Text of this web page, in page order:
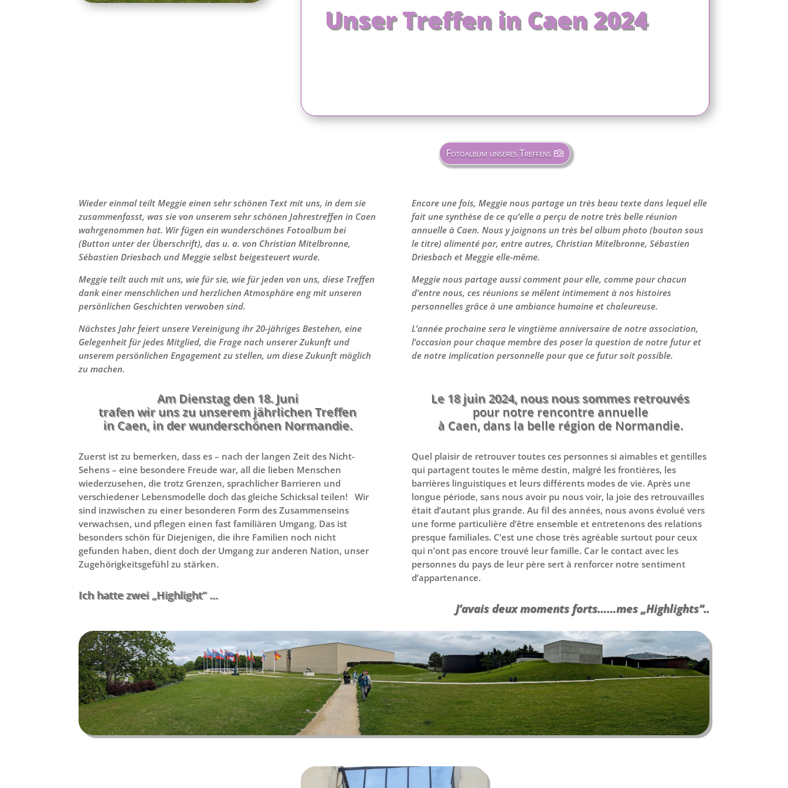
Unser Treffen in Caen 2024
Fotoalbum unseres Treffens
Wieder einmal teilt Meggie einen sehr schönen Text mit uns, in dem sie
zusammenfasst, was sie von unserem sehr schönen Jahrestreffen in Caen
wahrgenommen hat. Wir fügen ein wunderschönes Fotoalbum bei
(Button unter der Überschrift), das u. a. von Christian Mitelbronne,
Sébastien Driesbach und Meggie selbst beigesteuert wurde.
Meggie teilt auch mit uns, wie für sie, wie für jeden von uns, diese Treffen
dank einer menschlichen und herzlichen Atmosphäre eng mit unseren
persönlichen Geschichten verwoben sind.
Nächstes Jahr feiert unsere Vereinigung ihr 20-jähriges Bestehen, eine
Gelegenheit für jedes Mitglied, die Frage nach unserer Zukunft und
unserem persönlichen Engagement zu stellen, um diese Zukunft möglich
zu machen.
Encore une fois, Meggie nous partage un très beau texte dans lequel elle
fait une synthèse de ce qu’elle a perçu de notre très belle réunion
annuelle à Caen. Nous y joignons un très bel album photo (bouton sous
le titre) alimenté par, entre autres, Christian Mitelbronne, Sébastien
Driesbach et Meggie elle-même.
Meggie nous partage aussi comment pour elle, comme pour chacun
d’entre nous, ces réunions se mêlent intimement à nos histoires
personnelles grâce à une ambiance humaine et chaleureuse.
L’année prochaine sera le vingtième anniversaire de notre association,
l’occasion pour chaque membre des poser la question de notre futur et
de notre implication personnelle pour que ce futur soit possible.
Am Dienstag den 18. Juni
trafen wir uns zu unserem jährlichen Treffen
in Caen, in der wunderschönen Normandie.
Zuerst ist zu bemerken, dass es – nach der langen Zeit des Nicht-
Sehens – eine besondere Freude war, all die lieben Menschen
wiederzusehen, die trotz Grenzen, sprachlicher Barrieren und
verschiedener Lebensmodelle doch das gleiche Schicksal teilen! Wir
sind inzwischen zu einer besonderen Form des Zusammenseins
verwachsen, und pflegen einen fast familiären Umgang. Das ist
besonders schön für Diejenigen, die ihre Familien noch nicht
gefunden haben, dient doch der Umgang zur anderen Nation, unser
Zugehörigkeitsgefühl zu stärken.
Ich hatte zwei „Highlight“ …
Le 18 juin 2024, nous nous sommes retrouvés
pour notre rencontre annuelle
à Caen, dans la belle région de Normandie.
Quel plaisir de retrouver toutes ces personnes si aimables et gentilles
qui partagent toutes le même destin, malgré les frontières, les
barrières linguistiques et leurs différents modes de vie. Après une
longue période, sans nous avoir pu nous voir, la joie des retrouvailles
était d’autant plus grande. Au fil des années, nous avons évolué vers
une forme particulière d’être ensemble et entretenons des relations
presque familiales. C’est une chose très agréable surtout pour ceux
qui n’ont pas encore trouvé leur famille. Car le contact avec les
personnes du pays de leur père sert à renforcer notre sentiment
d’appartenance.
J’avais deux moments forts……mes „Highlights“..